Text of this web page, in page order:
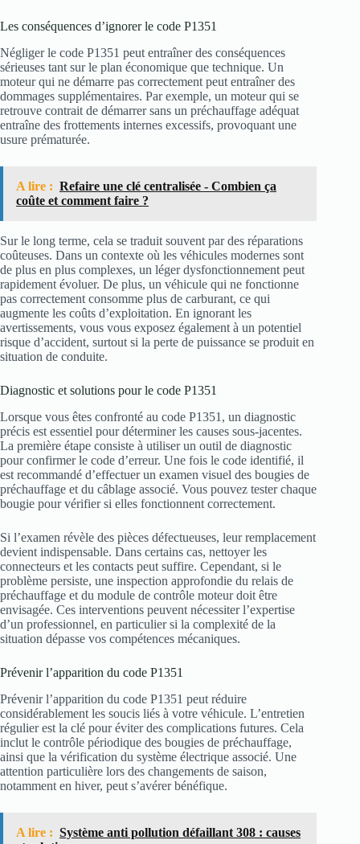
Les conséquences d’ignorer le code P1351
Négliger le code P1351 peut entraîner des conséquences
sérieuses tant sur le plan économique que technique. Un
moteur qui ne démarre pas correctement peut entraîner des
dommages supplémentaires. Par exemple, un moteur qui se
retrouve contrait de démarrer sans un préchauffage adéquat
entraîne des frottements internes excessifs, provoquant une
usure prématurée.
A lire : Refaire une clé centralisée - Combien ça
coûte et comment faire ?
Sur le long terme, cela se traduit souvent par des réparations
coûteuses. Dans un contexte où les véhicules modernes sont
de plus en plus complexes, un léger dysfonctionnement peut
rapidement évoluer. De plus, un véhicule qui ne fonctionne
pas correctement consomme plus de carburant, ce qui
augmente les coûts d’exploitation. En ignorant les
avertissements, vous vous exposez également à un potentiel
risque d’accident, surtout si la perte de puissance se produit en
situation de conduite.
Diagnostic et solutions pour le code P1351
Lorsque vous êtes confronté au code P1351, un diagnostic
précis est essentiel pour déterminer les causes sous-jacentes.
La première étape consiste à utiliser un outil de diagnostic
pour confirmer le code d’erreur. Une fois le code identifié, il
est recommandé d’effectuer un examen visuel des bougies de
préchauffage et du câblage associé. Vous pouvez tester chaque
bougie pour vérifier si elles fonctionnent correctement.
Si l’examen révèle des pièces défectueuses, leur remplacement
devient indispensable. Dans certains cas, nettoyer les
connecteurs et les contacts peut suffire. Cependant, si le
problème persiste, une inspection approfondie du relais de
préchauffage et du module de contrôle moteur doit être
envisagée. Ces interventions peuvent nécessiter l’expertise
d’un professionnel, en particulier si la complexité de la
situation dépasse vos compétences mécaniques.
Prévenir l’apparition du code P1351
Prévenir l’apparition du code P1351 peut réduire
considérablement les soucis liés à votre véhicule. L’entretien
régulier est la clé pour éviter des complications futures. Cela
inclut le contrôle périodique des bougies de préchauffage,
ainsi que la vérification du système électrique associé. Une
attention particulière lors des changements de saison,
notamment en hiver, peut s’avérer bénéfique.
A lire : Système anti pollution défaillant 308 : causes